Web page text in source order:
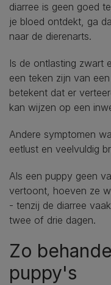
diarree is geen goed
je bloed ontdekt, ga
naar de dierenarts.
Is de ontlasting zwart
een teken zijn van
betekent dat er
kan wijzen op een
Andere symptomen
eetlust en veelvuldig
Als een puppy geen
vertoont, hoeven ze
- tenzij de diarree
twee of drie dagen.
Zo
puppy's